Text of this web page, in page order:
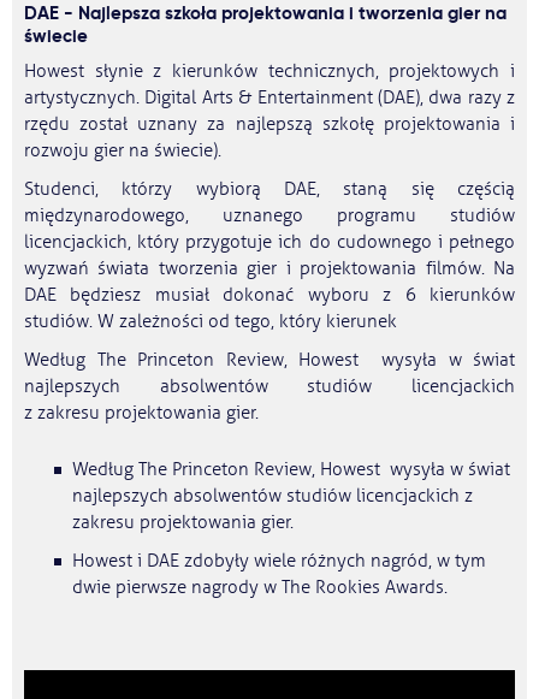
DAE - Najlepsza szkoła projektowania i tworzenia gier na
świecie
Howest słynie z kierunków technicznych, projektowych i
artystycznych. Digital Arts & Entertainment (DAE), dwa razy z
rzędu został uznany za najlepszą szkołę projektowania i
rozwoju gier na świecie).
Studenci, którzy wybiorą DAE, staną się częścią
międzynarodowego, uznanego programu studiów
licencjackich, który przygotuje ich do cudownego i pełnego
wyzwań świata tworzenia gier i projektowania filmów. Na
DAE będziesz musiał dokonać wyboru z 6 kierunków
studiów. W zależności od tego, który kierunek
Według The Princeton Review, Howest wysyła w świat
najlepszych absolwentów studiów licencjackich
z zakresu projektowania gier.
Według The Princeton Review, Howest wysyła w świat
najlepszych absolwentów studiów licencjackich z
zakresu projektowania gier.
Howest i DAE zdobyły wiele różnych nagród, w tym
dwie pierwsze nagrody w The Rookies Awards.